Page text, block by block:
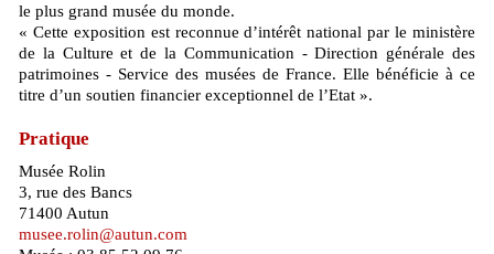
le plus grand musée du monde.
« Cette exposition est reconnue d’intérêt national par le ministère
de la Culture et de la Communication - Direction générale des
patrimoines - Service des musées de France. Elle bénéficie à ce
titre d’un soutien financier exceptionnel de l’Etat ».
Pratique
Musée Rolin
3, rue des Bancs
71400 Autun
musee.rolin@autun.com